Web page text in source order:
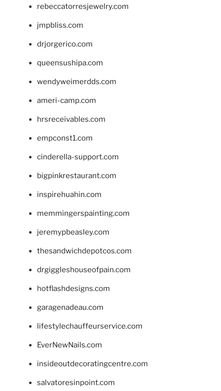
rebeccatorresjewelry.com
jmpbliss.com
drjorgerico.com
queensushipa.com
wendyweimerdds.com
ameri-camp.com
hrsreceivables.com
empconst1.com
cinderella-support.com
bigpinkrestaurant.com
inspirehuahin.com
memmingerspainting.com
jeremypbeasley.com
thesandwichdepotcos.com
drgiggleshouseofpain.com
hotflashdesigns.com
garagenadeau.com
lifestylechauffeurservice.com
EverNewNails.com
insideoutdecoratingcentre.com
salvatoresinpoint.com